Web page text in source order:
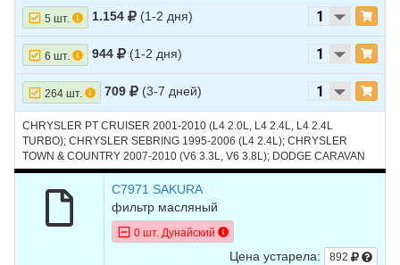
5 шт. 1.154 (1-2 дня)
6 шт. 944 (1-2 дня)
264 шт. 709 (3-7 дней)
CHRYSLER PT CRUISER 2001-2010 (L4 2.0L, L4 2.4L, L4 2.4L
TURBO); CHRYSLER SEBRING 1995-2006 (L4 2.4L); CHRYSLER
TOWN & COUNTRY 2007-2010 (V6 3.3L, V6 3.8L); DODGE CARAVAN
1996-2007 (L4 2.4L, V6 3.3L); DODGE NEON 1995-2005 (L4 2.0L);
DODGE STRATUS 1995-2006 (L4 2.4L, L4 2.4L TURBO); FORD
ESCAPE 2005-2016 (L4 2.3L, L4 2.5L); FORD FOCUS 2004-2007 (L4
2.0L, L4 2.3L); JEEP LIBERTY 2002-2005 (L4 2.4L); JEEP WRANGLER
2003-2011 (L4 2.4L, V6 3.8L); ГАЗ VOLGA SIBER 2008-2010 (L4 2.4L)
C7971 SAKURA
фильтр масляный
0 шт. Дунайский
Цена устарела: 892